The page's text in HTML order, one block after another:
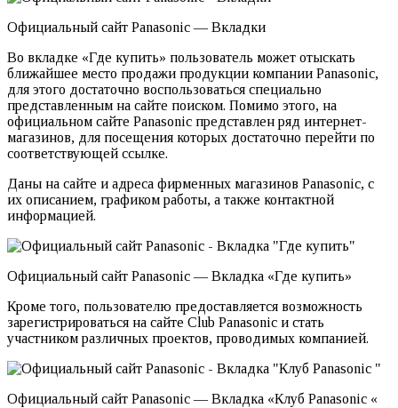
Официальный сайт Panasonic — Вкладки
Во вкладке «Где купить» пользователь может отыскать
ближайшее место продажи продукции компании Panasonic,
для этого достаточно воспользоваться специально
представленным на сайте поиском. Помимо этого, на
официальном сайте Panasonic представлен ряд интернет-
магазинов, для посещения которых достаточно перейти по
соответствующей ссылке.
Даны на сайте и адреса фирменных магазинов Panasonic, с
их описанием, графиком работы, а также контактной
информацией.
Официальный сайт Panasonic — Вкладка «Где купить»
Кроме того, пользователю предоставляется возможность
зарегистрироваться на сайте Club Panasonic и стать
участником различных проектов, проводимых компанией.
Официальный сайт Panasonic — Вкладка «Клуб Panasonic «